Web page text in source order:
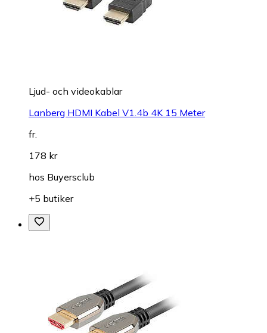
Ljud- och videokablar
Lanberg HDMI Kabel V1.4b 4K 15 Meter
fr.
178 kr
hos Buyersclub
+5 butiker